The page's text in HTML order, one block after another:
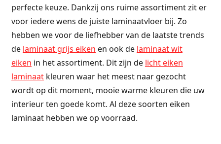
perfecte keuze. Dankzij ons ruime assortiment zit er
voor iedere wens de juiste laminaatvloer bij. Zo
hebben we voor de liefhebber van de laatste trends
de laminaat grijs eiken en ook de laminaat wit
eiken in het assortiment. Dit zijn de licht eiken
laminaatkleuren waar het meest naar gezocht
wordt op dit moment, mooie warme kleuren die uw
interieur ten goede komt. Al deze soorten eiken
laminaat hebben we op voorraad.